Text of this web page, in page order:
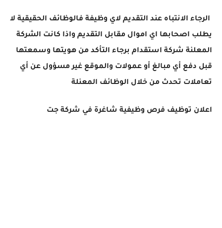
الرجاء الانتباه عند التقديم لاي وظيفة فالوظائف الحقيقية لا
يطلب اصحابها اي اموال مقابل التقديم واذا كانت الشركة
المعلنة شركة استقدام برجاء التأكد من هويتها وسمعتها
قبل دفع أي مبالغ أو عمولات والموقع غير مسؤول عن أي
تعاملات تحدث من خلال الوظائف المعنلة
اعلان توظيف فرص وظيفية شاغرة في شركة جت